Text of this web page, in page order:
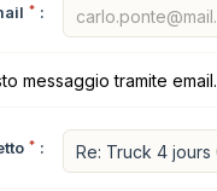
* :
messaggio tramite email.
* :